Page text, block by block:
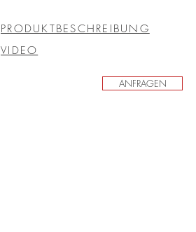
ANFRAGEN
PRODUKTBESCHREIBUNG
VIDEO